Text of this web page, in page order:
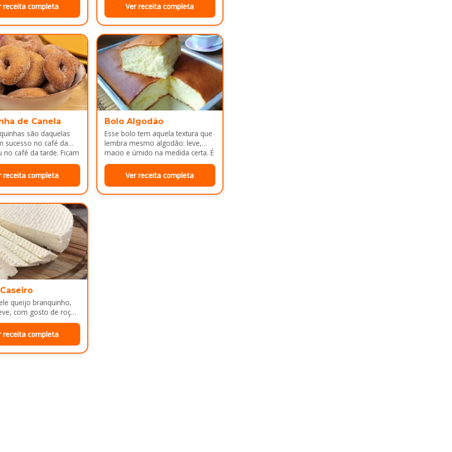
depois do almoço.
receita completa
Ver receita completa
de Canela
são daquelas
sucesso no café da
no café da tarde. Ficam
por…
receita completa
Bolo Algodão
Esse bolo tem aquela textura que
lembra mesmo algodão: leve,
macio e úmido na medida certa. É
ótimo pra servir…
Ver receita completa
queijo branquinho,
com gosto de roça
de café da manhã
receita completa